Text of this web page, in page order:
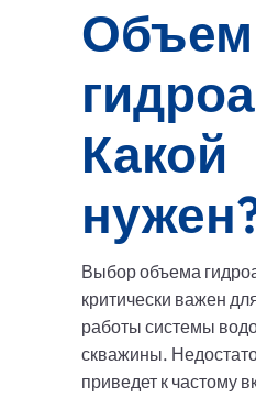
Объем
Какой
Выбор объема
критически важен
работы системы
скважины.
приведет к частому